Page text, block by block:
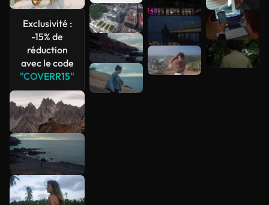
Exclusivité :
-15% de
réduction
avec le code
"COVERR15"